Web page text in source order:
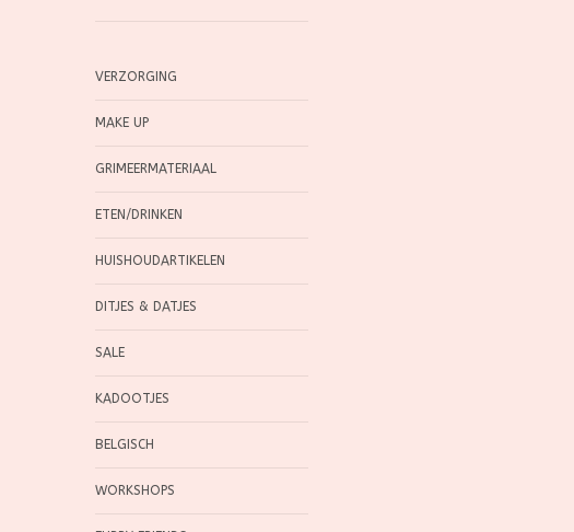
VERZORGING
MAKE UP
GRIMEERMATERIAAL
ETEN/DRINKEN
HUISHOUDARTIKELEN
DITJES & DATJES
SALE
KADOOTJES
BELGISCH
WORKSHOPS